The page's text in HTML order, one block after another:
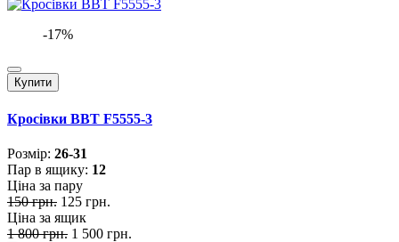
-17%
Купити
Кросівки BBT F5555-3
Розмiр: 26-31
Пар в ящику: 12
Ціна за пару
150 грн. 125 грн.
Ціна за ящик
1 800 грн. 1 500 грн.